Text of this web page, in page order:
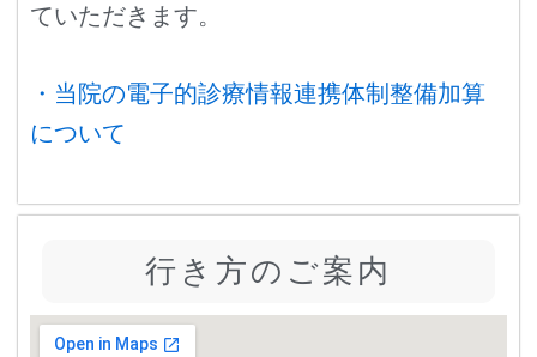
ていただきます。
・当院の電子的診療情報連携体制整備加算
について
行き方のご案内